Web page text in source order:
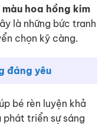
màu hoa hồng kim
là những bức tranh
chọn kỹ càng.
đáng yêu
bé rèn luyện khả
phát triển sự sáng